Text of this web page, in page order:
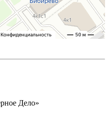
Дело»